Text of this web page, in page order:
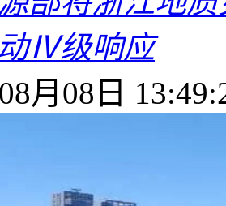
Ⅳ级响应
月08日